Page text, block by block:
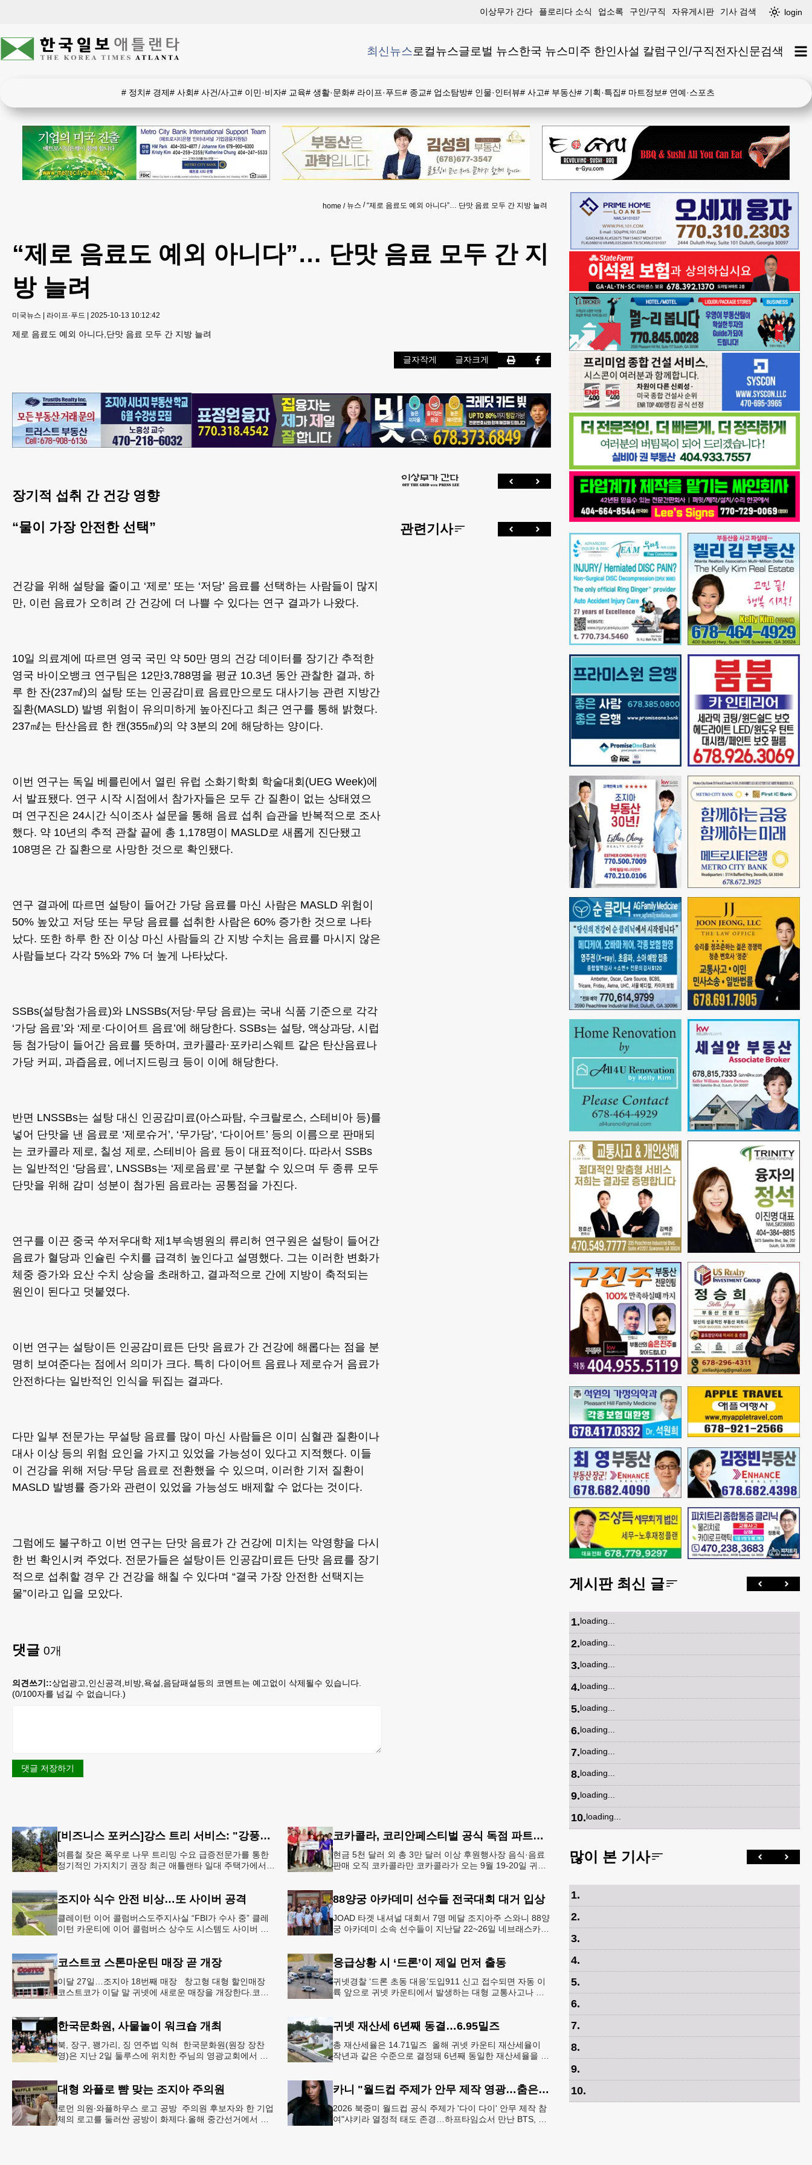
이상무가 간다 플로리다 소식 업소록 구인/구직 자유게시판 기사 검색 login
최신뉴스로컬뉴스글로벌 뉴스한국 뉴스미주 한인사설 칼럼구인/구직전자신문검색
# 정치# 경제# 사회# 사건/사고# 이민·비자# 교육# 생활·문화# 라이프·푸드# 종교# 업소탐방# 인물·인터뷰# 사고# 부동산# 기획·특집# 마트정보# 연예·스포츠
home 뉴스 “제로 음료도 예외 아니다”… 단맛 음료 모두 간 지방 늘려
“제로 음료도 예외 아니다”… 단맛 음료 모두 간 지
방 늘려
미국뉴스 | 라이프·푸드 | 2025-10-13 10:12:42
제로 음료도 예외 아니다,단맛 음료 모두 간 지방 늘려
글자작게 글자크게
장기적 섭취 간 건강 영향
“물이 가장 안전한 선택”
건강을 위해 설탕을 줄이고 ‘제로’ 또는 ‘저당’ 음료를 선택하는 사람들이 많지
만, 이런 음료가 오히려 간 건강에 더 나쁠 수 있다는 연구 결과가 나왔다.
10일 의료계에 따르면 영국 국민 약 50만 명의 건강 데이터를 장기간 추적한
영국 바이오뱅크 연구팀은 12만3,788명을 평균 10.3년 동안 관찰한 결과, 하
루 한 잔(237㎖)의 설탕 또는 인공감미료 음료만으로도 대사기능 관련 지방간
질환(MASLD) 발병 위험이 유의미하게 높아진다고 최근 연구를 통해 밝혔다.
237㎖는 탄산음료 한 캔(355㎖)의 약 3분의 2에 해당하는 양이다.
이번 연구는 독일 베를린에서 열린 유럽 소화기학회 학술대회(UEG Week)에
서 발표됐다. 연구 시작 시점에서 참가자들은 모두 간 질환이 없는 상태였으
며 연구진은 24시간 식이조사 설문을 통해 음료 섭취 습관을 반복적으로 조사
했다. 약 10년의 추적 관찰 끝에 총 1,178명이 MASLD로 새롭게 진단됐고
108명은 간 질환으로 사망한 것으로 확인됐다.
연구 결과에 따르면 설탕이 들어간 가당 음료를 마신 사람은 MASLD 위험이
50% 높았고 저당 또는 무당 음료를 섭취한 사람은 60% 증가한 것으로 나타
났다. 또한 하루 한 잔 이상 마신 사람들의 간 지방 수치는 음료를 마시지 않은
사람들보다 각각 5%와 7% 더 높게 나타났다.
SSBs(설탕첨가음료)와 LNSSBs(저당·무당 음료)는 국내 식품 기준으로 각각
‘가당 음료’와 ‘제로·다이어트 음료’에 해당한다. SSBs는 설탕, 액상과당, 시럽
등 첨가당이 들어간 음료를 뜻하며, 코카콜라·포카리스웨트 같은 탄산음료나
가당 커피, 과즙음료, 에너지드링크 등이 이에 해당한다.
반면 LNSSBs는 설탕 대신 인공감미료(아스파탐, 수크랄로스, 스테비아 등)를
넣어 단맛을 낸 음료로 ‘제로슈거’, ‘무가당’, ‘다이어트’ 등의 이름으로 판매되
는 코카콜라 제로, 칠성 제로, 스테비아 음료 등이 대표적이다. 따라서 SSBs
는 일반적인 ‘당음료’, LNSSBs는 ‘제로음료’로 구분할 수 있으며 두 종류 모두
단맛을 위해 감미 성분이 첨가된 음료라는 공통점을 가진다.
연구를 이끈 중국 쑤저우대학 제1부속병원의 류리허 연구원은 설탕이 들어간
음료가 혈당과 인슐린 수치를 급격히 높인다고 설명했다. 그는 이러한 변화가
체중 증가와 요산 수치 상승을 초래하고, 결과적으로 간에 지방이 축적되는
원인이 된다고 덧붙였다.
이번 연구는 설탕이든 인공감미료든 단맛 음료가 간 건강에 해롭다는 점을 분
명히 보여준다는 점에서 의미가 크다. 특히 다이어트 음료나 제로슈거 음료가
안전하다는 일반적인 인식을 뒤집는 결과다.
다만 일부 전문가는 무설탕 음료를 많이 마신 사람들은 이미 심혈관 질환이나
대사 이상 등의 위험 요인을 가지고 있었을 가능성이 있다고 지적했다. 이들
이 건강을 위해 저당·무당 음료로 전환했을 수 있으며, 이러한 기저 질환이
MASLD 발병률 증가와 관련이 있었을 가능성도 배제할 수 없다는 것이다.
그럼에도 불구하고 이번 연구는 단맛 음료가 간 건강에 미치는 악영향을 다시
한 번 확인시켜 주었다. 전문가들은 설탕이든 인공감미료든 단맛 음료를 장기
적으로 섭취할 경우 간 건강을 해칠 수 있다며 “결국 가장 안전한 선택지는
물”이라고 입을 모았다.
댓글 0개
의견쓰기::상업광고,인신공격,비방,욕설,음담패설등의 코멘트는 예고없이 삭제될수 있습니다.
(0/100자를 넘길 수 없습니다.)
댓글 저장하기
관련기사
[비즈니스 포커스]강스 트리 서비스: "강풍에 부러질라"… 여름철 주택가 수목 관리 '비상'
여름철 잦은 폭우로 나무 트리밍 수요 급증전문가를 통한
정기적인 가지치기 권장 최근 애틀랜타 일대 주택가에서
코카콜라, 코리안페스티벌 공식 독점 파트너 참여
현금 5천 달러 외 총 3만 달러 이상 후원행사장 음식·음료
판매 오직 코카콜라만 코카콜라가 오는 9월 19-20일 귀넷
조지아 식수 안전 비상…또 사이버 공격
클레이턴 이어 콜럼버스도주지사실 “FBI가 수사 중” 클레
이턴 카운티에 이어 콜럼버스 상수도 시스템도 사이버 공
88양궁 아카데미 선수들 전국대회 대거 입상
JOAD 타겟 내셔널 대회서 7명 메달 조지아주 스와니 88양
궁 아카데미 소속 선수들이 지난달 22~26일 네브래스카주
코스트코 스톤마운틴 매장 곧 개장
이달 27일…조지아 18번째 매장 창고형 대형 할인매장
코스트코가 이달 말 귀넷에 새로운 매장을 개장한다.코스
응급상황 시 ‘드론’이 제일 먼저 출동
귀넷경찰 ‘드론 초동 대응’도입911 신고 접수되면 자동 이
륙 앞으로 귀넷 카운티에서 발생하는 대형 교통사고나 범
한국문화원, 사물놀이 워크숍 개최
북, 장구, 꽹가리, 징 연주법 익혀 한국문화원(원장 장찬
영)은 지난 2일 둘루스에 위치한 주님의 영광교회에서 사
귀넷 재산세 6년째 동결…6.95밀즈
총 재산세율은 14.71밀즈 올해 귀넷 카운티 재산세율이
작년과 같은 수준으로 결정돼 6년째 동일한 재산세율을 유
대형 와플로 뺨 맞는 조지아 주의원
로먼 의원∙와플하우스 로고 공방 주의원 후보자와 한 기업
체의 로고를 둘러싼 공방이 화제다.올해 중간선거에서 민
카니 "월드컵 주제가 안무 제작 영광…춤은 국경 없는 언어"
2026 북중미 월드컵 공식 주제가 '다이 다이' 안무 제작 참
여"샤키라 열정적 태도 존경…하프타임쇼서 만난 BTS, 특
게시판 최신 글
1.loading...
2.loading...
3.loading...
4.loading...
5.loading...
6.loading...
7.loading...
8.loading...
9.loading...
10.loading...
많이 본 기사
1.
2.
3.
4.
5.
6.
7.
8.
9.
10.